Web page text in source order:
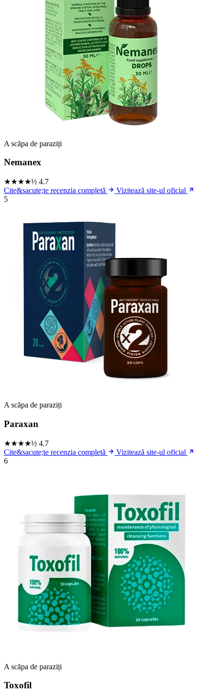
A scăpa de paraziți
Nemanex
★★★★½ 4.7
Cite&sacute;te recenzia completã
Viziteazã site-ul oficial
5
A scăpa de paraziți
Paraxan
★★★★½ 4.7
Cite&sacute;te recenzia completã
Viziteazã site-ul oficial
6
A scăpa de paraziți
Toxofil